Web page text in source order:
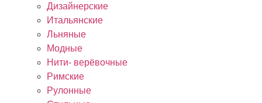
Дизайнерские
Итальянские
Льняные
Модные
Нити- верёвочные
Римские
Рулонные